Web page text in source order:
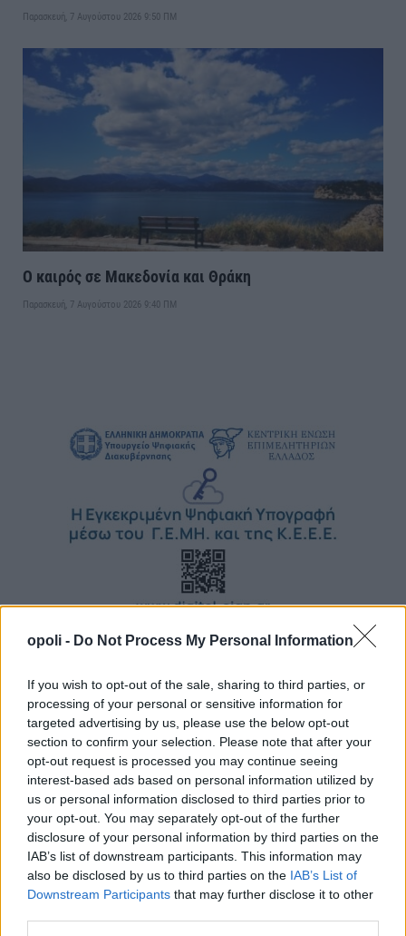
opoli - Do Not Process My Personal Information
If you wish to opt-out of the sale, sharing to third parties, or
processing of your personal or sensitive information for
targeted advertising by us, please use the below opt-out
section to confirm your selection. Please note that after your
opt-out request is processed you may continue seeing
interest-based ads based on personal information utilized by
us or personal information disclosed to third parties prior to
your opt-out. You may separately opt-out of the further
disclosure of your personal information by third parties on the
IAB’s list of downstream participants. This information may
also be disclosed by us to third parties on the IAB’s List of
Downstream Participants that may further disclose it to other
Παρασκευή, 7 Αυγούστου 2026 9:50 ΠΜ
Ο καιρός σε Μακεδονία και Θράκη
Παρασκευή, 7 Αυγούστου 2026 9:40 ΠΜ